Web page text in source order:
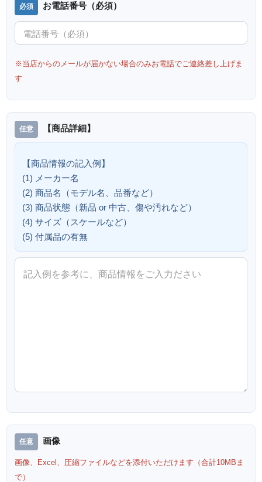
お電話番号（必須）
※当店からのメールが届かない場合のみお電話でご連絡差し上げま
す
【商品詳細】
【商品情報の記入例】
(1) メーカー名
(2) 商品名（モデル名、品番など）
(3) 商品状態（新品 or 中古、傷や汚れなど）
(4) サイズ（スケールなど）
(5) 付属品の有無
画像
画像、Excel、圧縮ファイルなどを添付いただけます（合計10MBま
で）